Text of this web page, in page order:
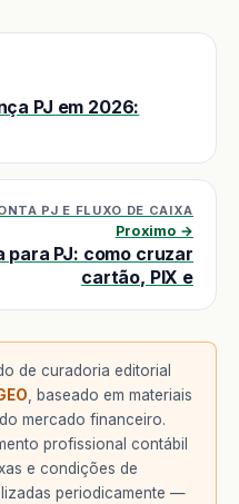
PJ em 2026:
PJ E FLUXO DE CAIXA
Proximo →
PJ: como cruzar
cartão, PIX e
de curadoria editorial
, baseado em materiais
mercado financeiro.
profissional contábil
e condições de
periodicamente —